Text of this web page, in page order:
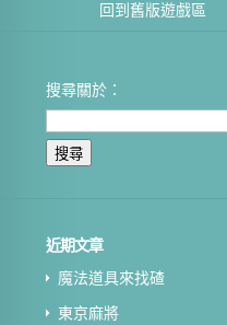
回到舊版遊戲區
搜尋關於：
近期文章
魔法道具來找碴
東京麻將